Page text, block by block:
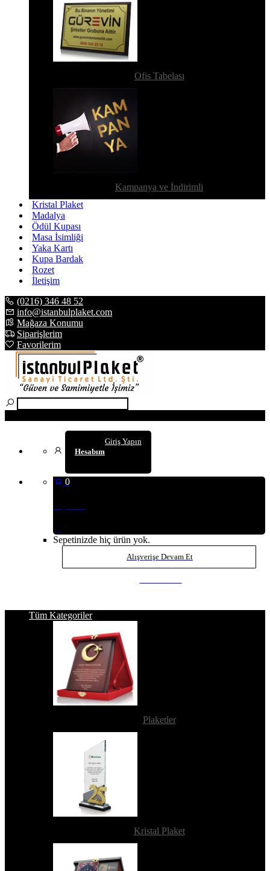
Ofis Tabelası
Kampanya ve İndirimli
Kristal Plaket
Madalya
Ödül Kupası
Masa İsimliği
Yaka Kartı
Kupa Bardak
Rozet
İletişim
(0216) 346 48 52
info@istanbulplaket.com
Mağaza Konumu
Siparişlerim
Favorilerim
Hesabım
Giriş Yapın
0
Sepetinizde hiç ürün yok.
Alışverişe Devam Et
Tüm Kategoriler
Plaketler
Kristal Plaket